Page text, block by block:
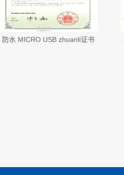
防水 MICRO USB zhuanli证书